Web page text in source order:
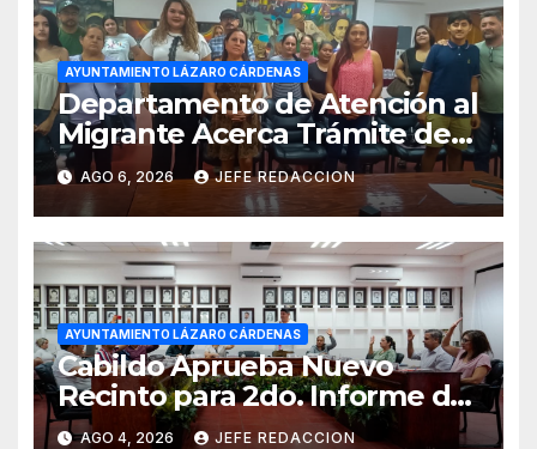
AYUNTAMIENTO LÁZARO CÁRDENAS
Departamento de Atención al
Migrante Acerca Trámite de
Pasaportes Estadounidenses
a Residentes de Lázaro
Cárdenas
AGO 6, 2026 JEFE REDACCION
AYUNTAMIENTO LÁZARO CÁRDENAS
Cabildo Aprueba Nuevo
Recinto para 2do. Informe de
Gobierno Municipal
AGO 4, 2026 JEFE REDACCION